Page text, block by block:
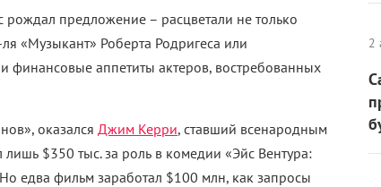
рождал предложение – расцветали не только
«Музыкант» Роберта Родригеса или
финансовые аппетиты актеров, востребованных
оказался Джим Керри, ставший всенародным
$350 тыс. за роль в комедии «Эйс Вентура:
едва фильм заработал $100 млн, как запросы
2